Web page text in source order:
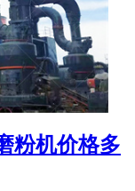
粉机价格多